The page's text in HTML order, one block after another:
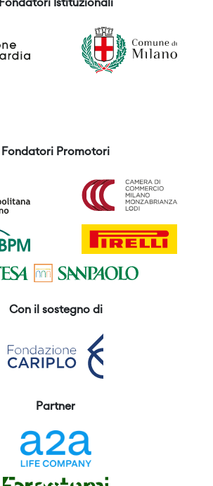
Fondatori Istituzionali
Fondatori Promotori
Con il sostegno di
Partner